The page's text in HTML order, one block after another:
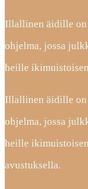
Illallinen äidille on
ohjelma, jossa
heille
Illallinen äidille on
ohjelma, jossa
heille
avustuksella.